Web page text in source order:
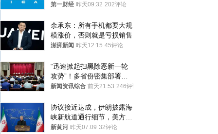
第一财经 昨天09:32 202评论
余承东：所有手机都要大规
模涨价，否则就是亏损销售
澎湃新闻 昨天12:15 45评论
“迅速掀起扫黑除恶新一轮
攻势”！多省份密集部署，
公布举报方式
新闻资讯综合 前天21:53 246评论
协议接近达成，伊朗披露海
峡新航道通行细节，美方再
提“倒计时”
新黄河 昨天07:09 32评论